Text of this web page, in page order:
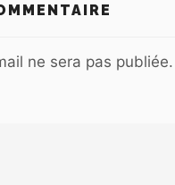
ne sera pas publiée.